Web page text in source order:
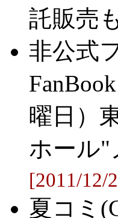
託販売
非公式
曜日）
ホール"
[2011/12/
夏コミ